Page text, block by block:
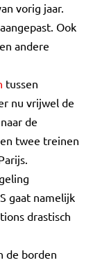
vorig jaar.
Ook
andere
tussen
nu vrijwel de
de
twee treinen
gaat namelijk
drastisch
de borden